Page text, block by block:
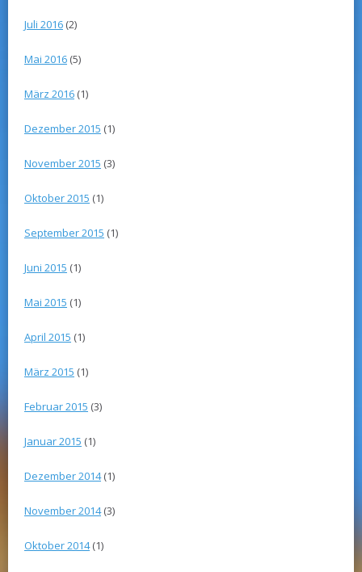
Juli 2016 (2)
Mai 2016 (5)
März 2016 (1)
Dezember 2015 (1)
November 2015 (3)
Oktober 2015 (1)
September 2015 (1)
Juni 2015 (1)
Mai 2015 (1)
April 2015 (1)
März 2015 (1)
Februar 2015 (3)
Januar 2015 (1)
Dezember 2014(1)
November 2014(3)
Oktober 2014(1)